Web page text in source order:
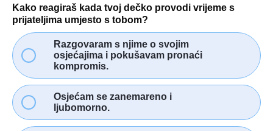
Kako reagiraš kada tvoj dečko provodi vrijeme s
prijateljima umjesto s tobom?
Razgovaram s njime o svojim
osjećajima i pokušavam pronaći
kompromis.
Osjećam se zanemareno i
ljubomorno.